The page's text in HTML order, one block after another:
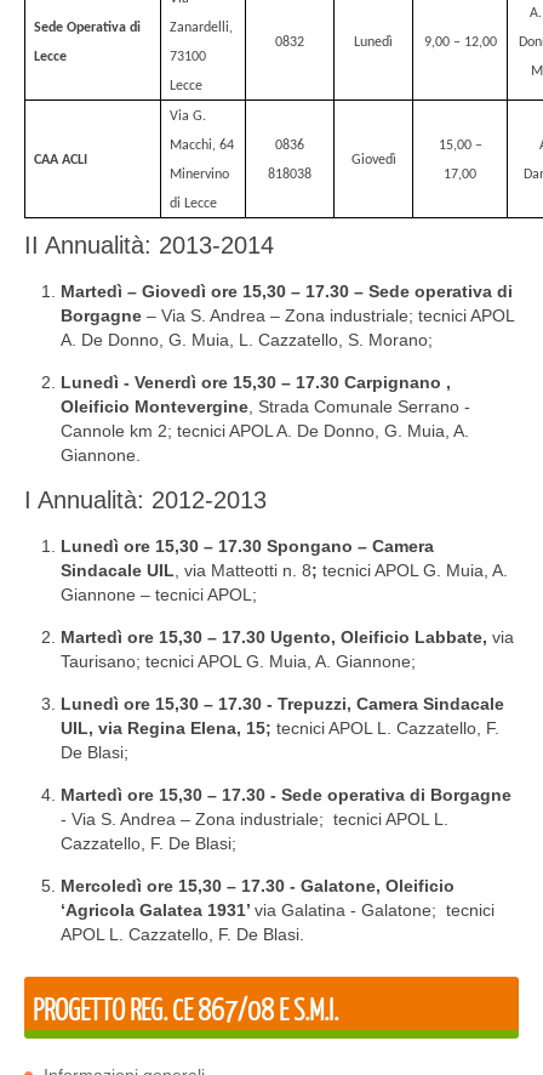
Sede Operativa di
Lecce
Zanardelli,
73100
Lecce
0832 Lunedì 9,00 – 12,00
CAA ACLI
Via G.
Macchi, 64
Minervino
di Lecce
0836
818038
Giovedì
15,00 –
17,00
II Annualità: 2013-2014
Martedì – Giovedì ore 15,30 – 17.30 – Sede operativa di
Borgagne – Via S. Andrea – Zona industriale; tecnici APOL
A. De Donno, G. Muia, L. Cazzatello, S. Morano;
Lunedì - Venerdì ore 15,30 – 17.30 Carpignano ,
Oleificio Montevergine , Strada Comunale Serrano -
Cannole km 2; tecnici APOL A. De Donno, G. Muia, A.
Giannone.
I Annualità: 2012-2013
Lunedì ore 15,30 – 17.30 Spongano – Camera
Sindacale UIL , via Matteotti n. 8; tecnici APOL G. Muia, A.
Giannone – tecnici APOL;
Martedì ore 15,30 – 17.30 Ugento, Oleificio Labbate, via
Taurisano; tecnici APOL G. Muia, A. Giannone;
Lunedì ore 15,30 – 17.30 - Trepuzzi, Camera Sindacale
UIL, via Regina Elena, 15; tecnici APOL L. Cazzatello, F.
De Blasi;
Martedì ore 15,30 – 17.30 - Sede operativa di Borgagne
- Via S. Andrea – Zona industriale; tecnici APOL L.
Cazzatello, F. De Blasi;
Mercoledì ore 15,30 – 17.30 - Galatone, Oleificio
‘Agricola Galatea 1931’ via Galatina - Galatone; tecnici
APOL L. Cazzatello, F. De Blasi.
PROGETTO REG. CE 867/08 E S.M.I.